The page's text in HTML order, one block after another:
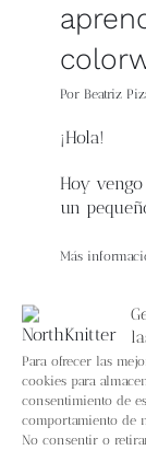
Para ofrecer las
cookies para
consentimiento de
comportamiento de
No consentir o
Por Beatriz
¡Hola!
Hoy
un
Más